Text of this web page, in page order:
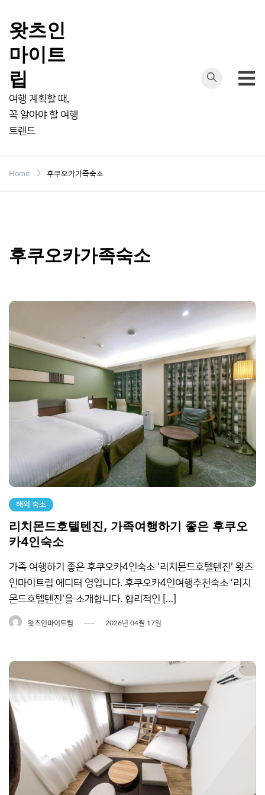
content
왓츠인
마이트
립
여행 계획할 때,
꼭 알아야 할 여행
트렌드
Home 후쿠오카가족숙소
후쿠오카가족숙소
해외 숙소
리치몬드호텔텐진, 가족여행하기 좋은 후쿠오
카4인숙소
가족 여행하기 좋은 후쿠오카4인숙소 ‘리치몬드호텔텐진’ 왓츠
인마이트립 에디터 영입니다. 후쿠오카4인여행추천숙소 ‘리치
몬드호텔텐진’을 소개합니다. 합리적인 […]
왓츠인마이트립 2026년 04월 17일